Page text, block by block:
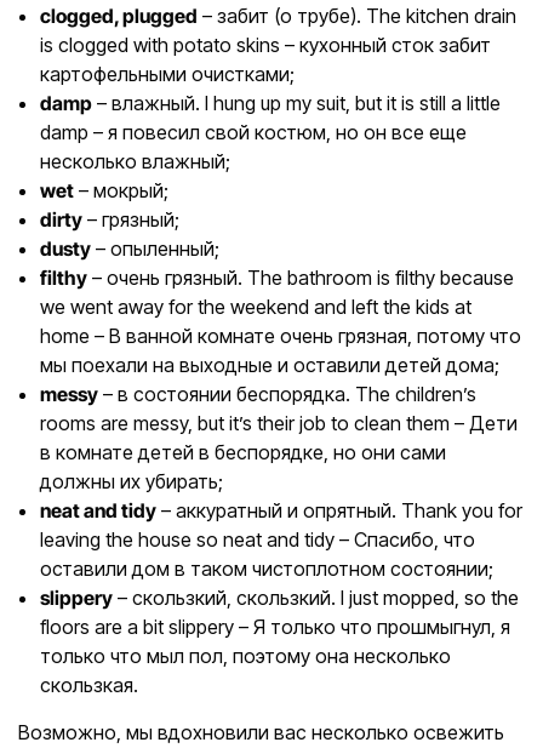
clogged, plugged – забит (о трубе). The kitchen drain
is clogged with potato skins – кухонный сток забит
картофельными очистками;
damp – влажный. I hung up my suit, but it is still a little
damp – я повесил свой костюм, но он все еще
несколько влажный;
wet – мокрый;
dirty – грязный;
dusty – опыленный;
filthy – очень грязный. The bathroom is filthy because
we went away for the weekend and left the kids at
home – В ванной комнате очень грязная, потому что
мы поехали на выходные и оставили детей дома;
messy – в состоянии беспорядка. The children’s
rooms are messy, but it’s their job to clean them – Дети
в комнате детей в беспорядке, но они сами
должны их убирать;
neat and tidy – аккуратный и опрятный. Thank you for
leaving the house so neat and tidy – Спасибо, что
оставили дом в таком чистоплотном состоянии;
slippery – скользкий, скользкий. I just mopped, so the
floors are a bit slippery – Я только что прошмыгнул, я
только что мыл пол, поэтому она несколько
скользкая.
Возможно, мы вдохновили вас несколько освежить